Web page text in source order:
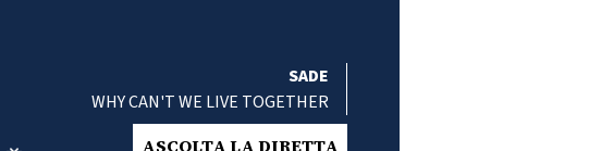
SADE
WHY CAN'T WE LIVE TOGETHER
ASCOLTA LA DIRETTA